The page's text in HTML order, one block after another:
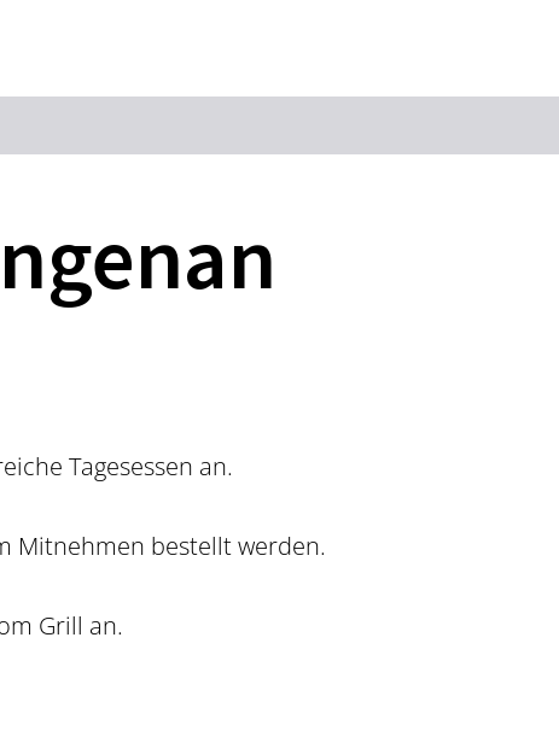
Suchbegriff
Das könnte Sie interessieren
Tagesessen an.
Mitnehmen bestellt werden.
Grill an.